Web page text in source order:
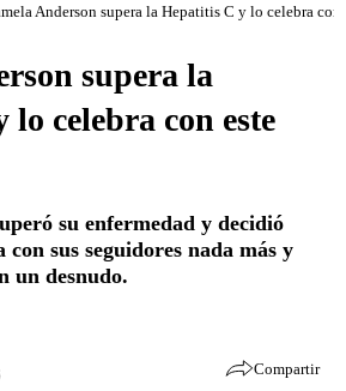
Anderson supera la Hepatitis C y lo celebra con
supera la
celebra con este
su enfermedad y decidió
sus seguidores nada más y
un desnudo.
Compartir